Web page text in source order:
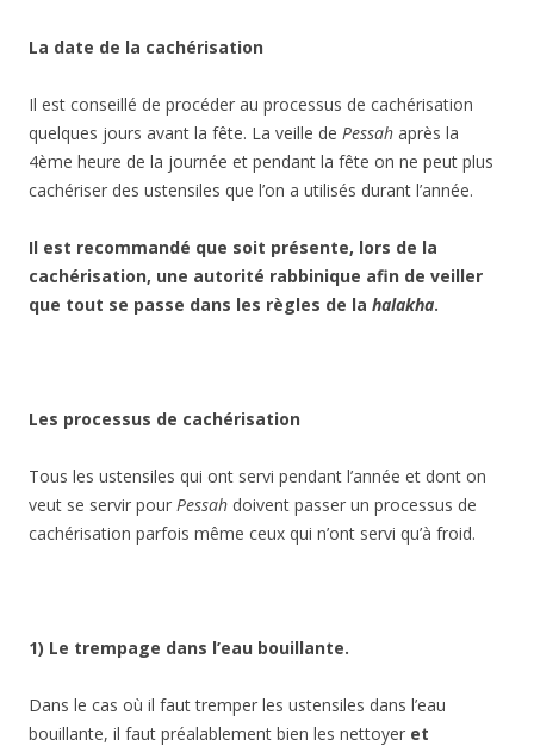
La date de la cachérisation
Il est conseillé de procéder au processus de cachérisation
quelques jours avant la fête. La veille de Pessah après la
4ème heure de la journée et pendant la fête on ne peut plus
cachériser des ustensiles que l’on a utilisés durant l’année.
Il est recommandé que soit présente, lors de la
cachérisation, une autorité rabbinique afin de veiller
que tout se passe dans les règles de la halakha.
Les processus de cachérisation
Tous les ustensiles qui ont servi pendant l’année et dont on
veut se servir pour Pessah doivent passer un processus de
cachérisation parfois même ceux qui n’ont servi qu’à froid.
1) Le trempage dans l’eau bouillante.
Dans le cas où il faut tremper les ustensiles dans l’eau
bouillante, il faut préalablement bien les nettoyer et